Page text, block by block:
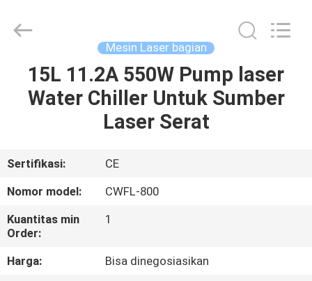
RUMAH
PERTUNJUKAN
VR
TENTANG
KAMI
Technology
Reserved.
Mesin Laser bagian
15L 11.2A 550W Pump laser
Water Chiller Untuk Sumber
Laser Serat
Sertifikasi:
CE
Nomor model:
CWFL-800
Kuantitas min
Order:
1
Harga:
Bisa dinegosiasikan